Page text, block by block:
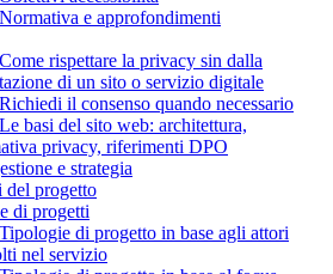
e approfondimenti
rispettare la privacy sin dalla
di un sito o servizio digitale
il consenso quando necessario
basi del sito web: architettura,
privacy, riferimenti DPO
e strategia
progetto
di progetti
di progetto in base agli attori
nel servizio